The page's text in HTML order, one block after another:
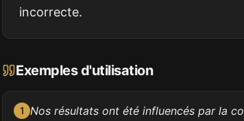
incorrecte.
Exemples d'utilisation
1 Nos résultats ont été influencés par la